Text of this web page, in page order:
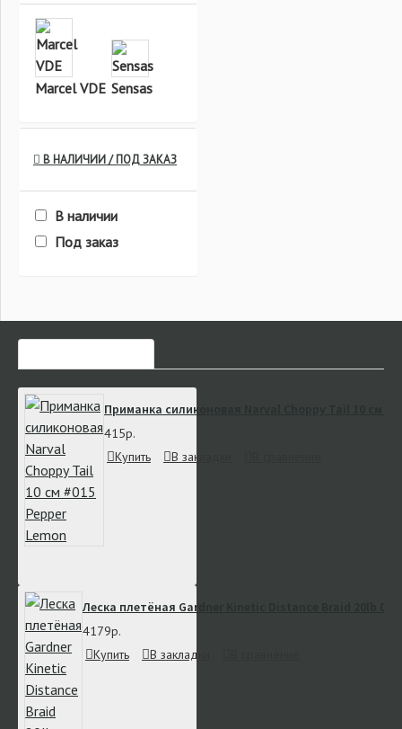
Marcel VDE Sensas
В НАЛИЧИИ / ПОД ЗАКАЗ
В наличии
Под заказ
Приманка силиконовая Narval Choppy Tail 10 см
415р.
Купить
В закладки
Леска плетёная Gardner Kinetic Distance Braid 20lb
4179р.
Купить
В закладки